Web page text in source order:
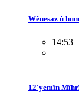
Wênesaz û
14:53
12'yemîn